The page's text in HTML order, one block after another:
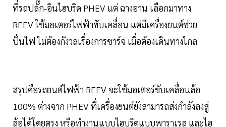
ที่รถปลั๊ก-อินไฮบริด PHEV แต่ ฉางอาน เลือกมาทาง
REEV ใช้มอเตอร์ไฟฟ้าขับเคลื่อน แต่มีเครื่องยนต์ช่วย
ปั่นไฟ ไม่ต้องกังวลเรื่องการชาร์จ เมื่อต้องเดินทางไกล
สรุปคือรถยนต์ไฟฟ้า REEV จะใช้มอเตอร์ขับเคลื่อนล้อ
100% ต่างจาก PHEV ที่เครื่องยนต์ยังสามารถส่งกำลังลงสู่
ล้อได้โดยตรง หรือทำงานแบบไฮบริดแบบพาราเรล และไฮ